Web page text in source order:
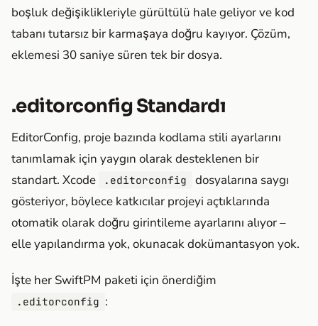
boşluk değişiklikleriyle gürültülü hale geliyor ve kod
tabanı tutarsız bir karmaşaya doğru kayıyor. Çözüm,
eklemesi 30 saniye süren tek bir dosya.
.editorconfig Standardı
EditorConfig, proje bazında kodlama stili ayarlarını
tanımlamak için yaygın olarak desteklenen bir
standart. Xcode
.editorconfig
dosyalarına saygı
gösteriyor, böylece katkıcılar projeyi açtıklarında
otomatik olarak doğru girintileme ayarlarını alıyor –
elle yapılandırma yok, okunacak dokümantasyon yok.
İşte her SwiftPM paketi için önerdiğim
.editorconfig :